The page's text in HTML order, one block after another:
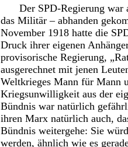
Der SPD-Regierung war
das Militär – abhanden
November 1918 hatte die
Druck ihrer eigenen
provisorische Regierung,
ausgerechnet mit jenen
Weltkrieges Mann für Mann
Kriegsunwilligkeit aus der
Bündnis war natürlich
ihren Marx natürlich auch,
Bündnis weitergehe: Sie
werden, ähnlich wie es